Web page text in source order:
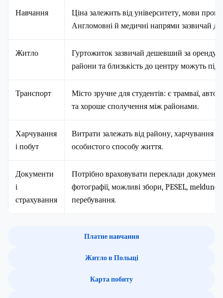
Навчання
Ціна залежить від університету, мови
Англомовні й медичні напрями зазвичай
Житло
Гуртожиток зазвичай дешевший за оренду
райони та близькість до центру можуть
Транспорт
Місто зручне для студентів: є трамваї,
та хороше сполучення між районами.
Харчування
і побут
Витрати залежать від району, харчування
особистого способу життя.
Документи
і
страхування
Потрібно враховувати переклади
фотографії, можливі збори, PESEL, meldunek
перебування.
Платне навчання
Житло в Польщі
Карта побиту